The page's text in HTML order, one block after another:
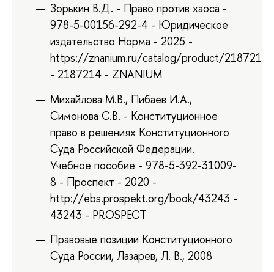
Зорькин В.Д. - Право против хаоса -
978-5-00156-292-4 - Юридическое
издательство Норма - 2025 -
https://znanium.ru/catalog/product/2187214
- 2187214 - ZNANIUM
Михайлова М.В., Пибаев И.А.,
Симонова С.В. - Конституционное
право в решениях Конституционного
Суда Российской Федерации.
Учебное пособие - 978-5-392-31009-
8 - Проспект - 2020 -
http://ebs.prospekt.org/book/43243 -
43243 - PROSPECT
Правовые позиции Конституционного
Суда России, Лазарев, Л. В., 2008